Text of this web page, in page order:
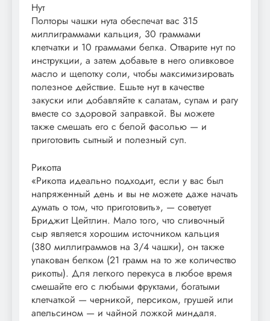
Нут
Полторы чашки нута обеспечат вас 315
миллиграммами кальция, 30 граммами
клетчатки и 10 граммами белка. Отварите нут по
инструкции, а затем добавьте в него оливковое
масло и щепотку соли, чтобы максимизировать
полезное действие. Ешьте нут в качестве
закуски или добавляйте к салатам, супам и рагу
вместе со здоровой заправкой. Вы можете
также смешать его с белой фасолью — и
приготовить сытный и полезный суп.
Рикотта
«Рикотта идеально подходит, если у вас был
напряженный день и вы не можете даже начать
думать о том, что приготовить», — советует
Бриджит Цейтлин. Мало того, что сливочный
сыр является хорошим источником кальция
(380 миллиграммов на 3/4 чашки), он также
упакован белком (21 грамм на то же количество
рикотты). Для легкого перекуса в любое время
смешайте его с любыми фруктами, богатыми
клетчаткой — черникой, персиком, грушей или
апельсином — и чайной ложкой миндаля.